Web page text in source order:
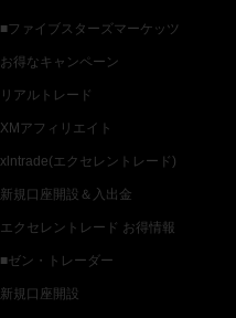
■ファイブスターズマーケッツ
お得なキャンペーン
リアルトレード
XMアフィリエイト
xlntrade(エクセレントレード)
新規口座開設＆入出金
エクセレントレード お得情報
■ゼン・トレーダー
新規口座開設